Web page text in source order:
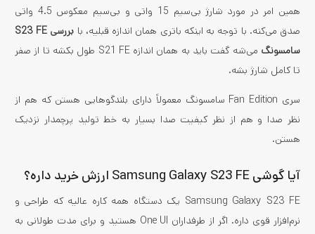
همین امر در مورد شارژ بی‌سیم 15 واتی و بی‌سیم معکوس 4.5 واتی
صدق می‌کنه. با توجه به اینکه باتری همان اندازه قبلیه، با
بررسی S23 FE
سامسونگ
می‌شه گفت باید به همان اندازه S21 FE طول بکشه تا از صفر
تا کامل شارژ بشه.
سری Fan Edition سامسونگ معمولاً دارای بلندگوهایی هستن که هم از
نظر صدا و هم از نظر کیفیت صدا بسیار به خط تولید پرچمدار نزدیک
هستن.
آیا گوشی Samsung Galaxy S23 FE ارزش خرید داره؟
Samsung Galaxy S23 FE یک دستگاه همه کاره عالیه که طراحی و
نرم‌افزار قوی‌ داره. اگر از طرفداران One UI هستید و برای مدت طولانی به